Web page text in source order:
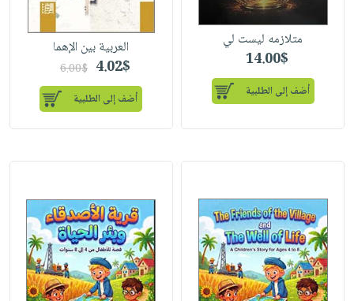
متلازمه ليست لي
14.00$
أضف إلى الطلبية
العربية بين الإهما
4.02$
6.00$
أضف إلى الطلبية